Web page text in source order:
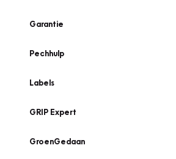
Garantie
Pechhulp
Labels
GRIP Expert
GroenGedaan